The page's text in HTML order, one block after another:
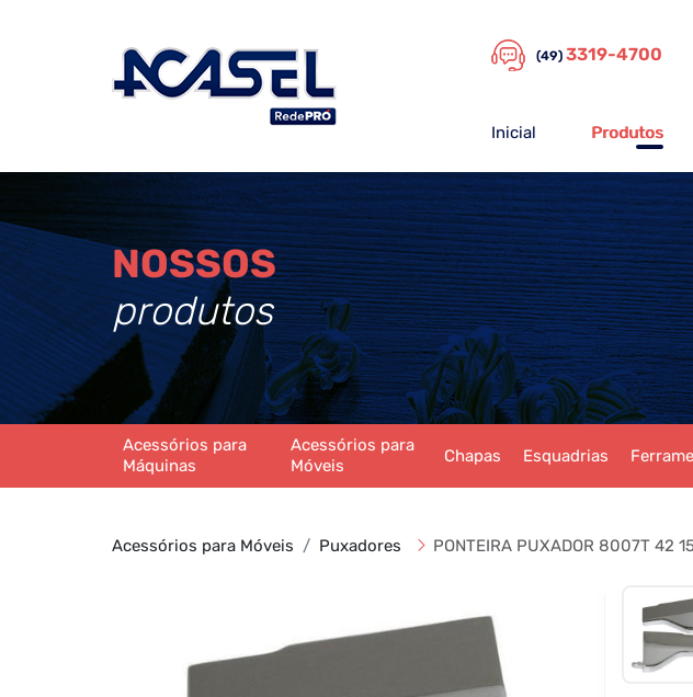
(49) 3319-4700
Inicial Produtos
NOSSOS
produtos
Acessórios para
Máquinas
Acessórios para
Móveis
Chapas Esquadrias
Acessórios para Móveis Puxadores PONTEIRA PUXADOR 8007T 42